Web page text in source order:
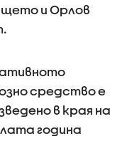
и Орлов
средство е
в края на
година